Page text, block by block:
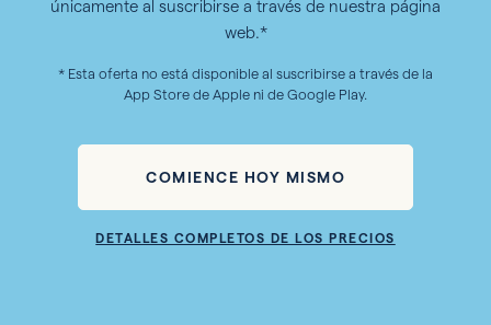
únicamente al suscribirse a través de nuestra página
web.*
* Esta oferta no está disponible al suscribirse a través de la
App Store de Apple ni de Google Play.
COMIENCE HOY MISMO
DETALLES COMPLETOS DE LOS PRECIOS